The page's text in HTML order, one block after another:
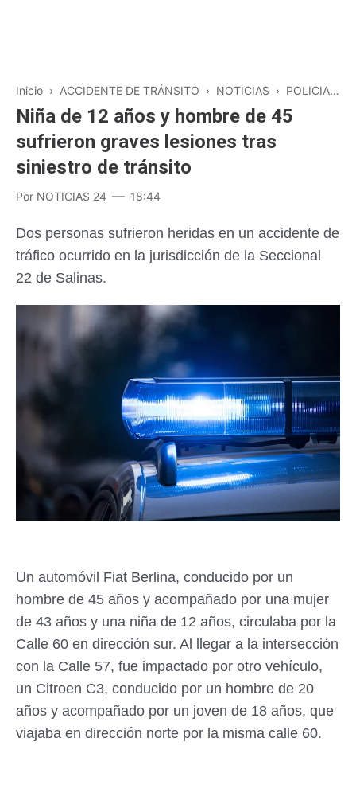
Inicio › ACCIDENTE DE TRÁNSITO › NOTICIAS › POLICIALES
Niña de 12 años y hombre de 45
sufrieron graves lesiones tras
siniestro de tránsito
Por NOTICIAS 24 18:44
Dos personas sufrieron heridas en un accidente de
tráfico ocurrido en la jurisdicción de la Seccional
22 de Salinas.
Un automóvil Fiat Berlina, conducido por un
hombre de 45 años y acompañado por una mujer
de 43 años y una niña de 12 años, circulaba por la
Calle 60 en dirección sur. Al llegar a la intersección
con la Calle 57, fue impactado por otro vehículo,
un Citroen C3, conducido por un hombre de 20
años y acompañado por un joven de 18 años, que
viajaba en dirección norte por la misma calle 60.